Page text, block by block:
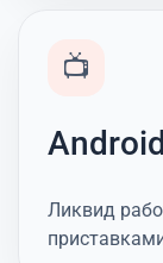
📺
Ликвид